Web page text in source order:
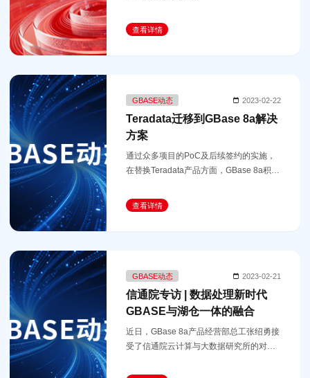
查看详情
GBASE动态 2023-02-22
Teradata迁移到GBase 8a解决
方案
通过众多项目的PoC及后续签约的实施，
在替换Teradata产品方面，GBase 8a积累
移实施方案，可快速复制推广，实现由
teradata到GBase 8a的高精准迁移。
查看详情
GBASE动态 2023-02-21
信通院专访 | 数据处理新时代
GBASE与湖仓一体的融合
近日，GBase 8a产品经营部总工张绍勇接
受了信通院云计算与大数据研究所的对
体，湖仓一体的技术特点以及如何落地等